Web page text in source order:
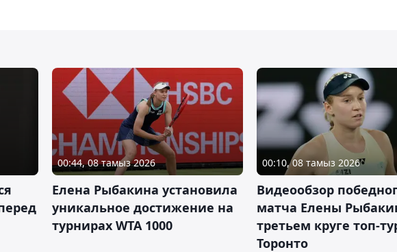
00:44, 08 тамыз 2026
Елена Рыбакина установила
уникальное достижение на
турнирах WTA 1000
00:10, 08 тамыз 2026
Видеообзор
матча Елены
третьем круге топ-
Торонто